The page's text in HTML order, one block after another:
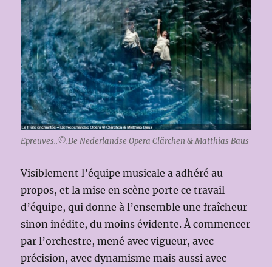
Epreuves..©.De Nederlandse Opera Clärchen & Matthias Baus
Visiblement l’équipe musicale a adhéré au
propos, et la mise en scène porte ce travail
d’équipe, qui donne à l’ensemble une fraîcheur
sinon inédite, du moins évidente. À commencer
par l’orchestre, mené avec vigueur, avec
précision, avec dynamisme mais aussi avec